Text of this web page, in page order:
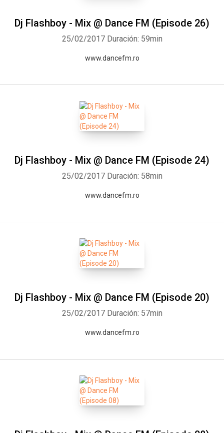
Dj Flashboy - Mix @ Dance FM (Episode 26)
25/02/2017 Duración: 59min
www.dancefm.ro
Dj Flashboy - Mix @ Dance FM (Episode 24)
25/02/2017 Duración: 58min
www.dancefm.ro
Dj Flashboy - Mix @ Dance FM (Episode 20)
25/02/2017 Duración: 57min
www.dancefm.ro